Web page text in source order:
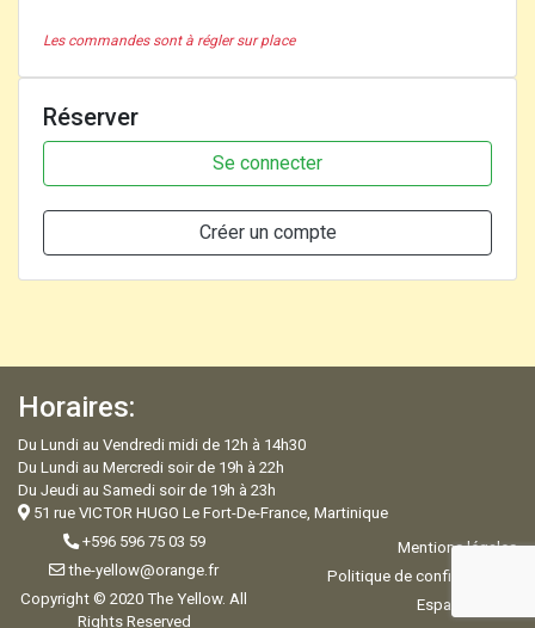
Les commandes sont à régler sur place
Réserver
Se connecter
Créer un compte
Horaires:
Du Lundi au Vendredi midi de 12h à 14h30
Du Lundi au Mercredi soir de 19h à 22h
Du Jeudi au Samedi soir de 19h à 23h
51 rue VICTOR HUGO Le Fort-De-France, Martinique
+596 596 75 03 59
the-yellow@orange.fr
Copyright © 2020 The Yellow. All
Rights Reserved
Mentions légales
Politique de confidentialité
Espace Admin